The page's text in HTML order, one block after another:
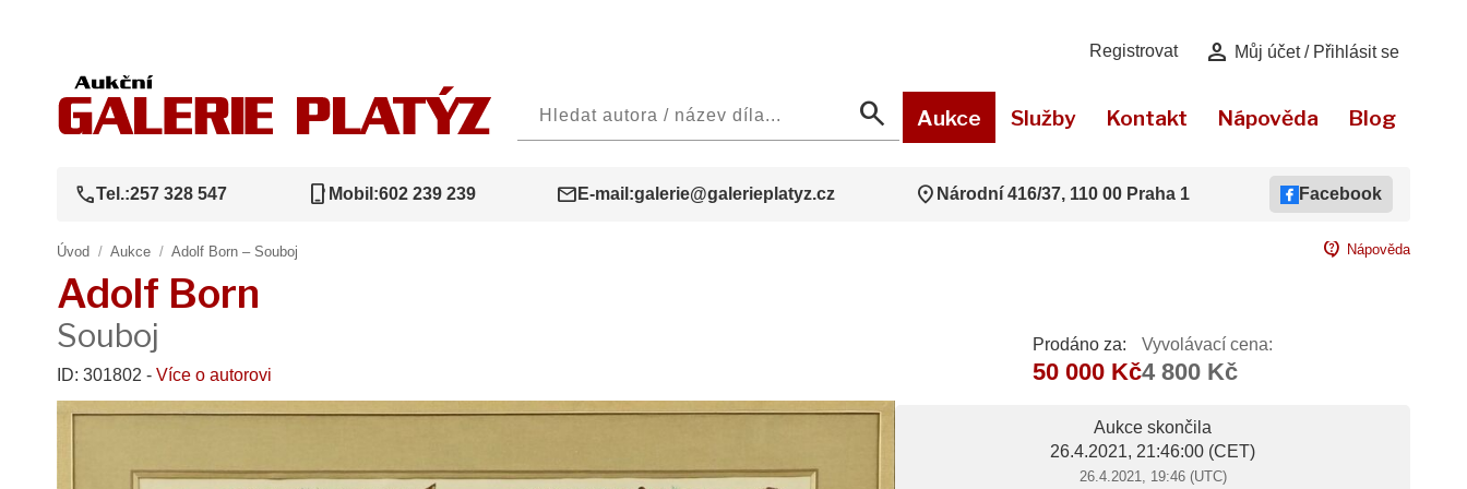
Registrovat person Můj účet / Přihlásit se
search Aukce Služby Kontakt Nápověda Blog
callTel.:257 328 547 phone_iphone Mobil:602 239 239 mail E-mail:galerie@galerieplatyz.cz location_on Národní 416/37, 110 00 Praha 1 Facebook
Úvod / Aukce / Adolf Born – Souboj contact_support Nápověda
Adolf Born
Souboj
ID: 301802 - Více o autorovi
Prodáno za:
50 000 Kč
Vyvolávací cena:
4 800 Kč
Aukce skončila
26.4.2021, 21:46:00 (CET)
26.4.2021, 19:46 (UTC)